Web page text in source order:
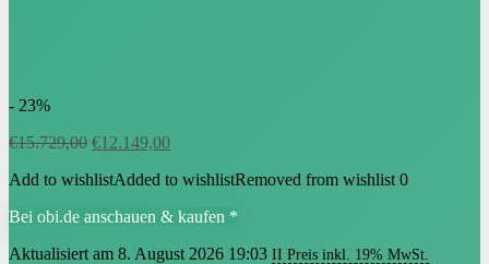
- 23%
€15.729,00 Ursprünglicher
war:
€12.149,00Aktueller
ist:
Add to wishlistAdded to wishlistRemoved from wishlist 0
Bei obi.de anschauen & kaufen *
Aktualisiert am 8. August 2026 19:03 II Preis inkl. 19% MwSt.